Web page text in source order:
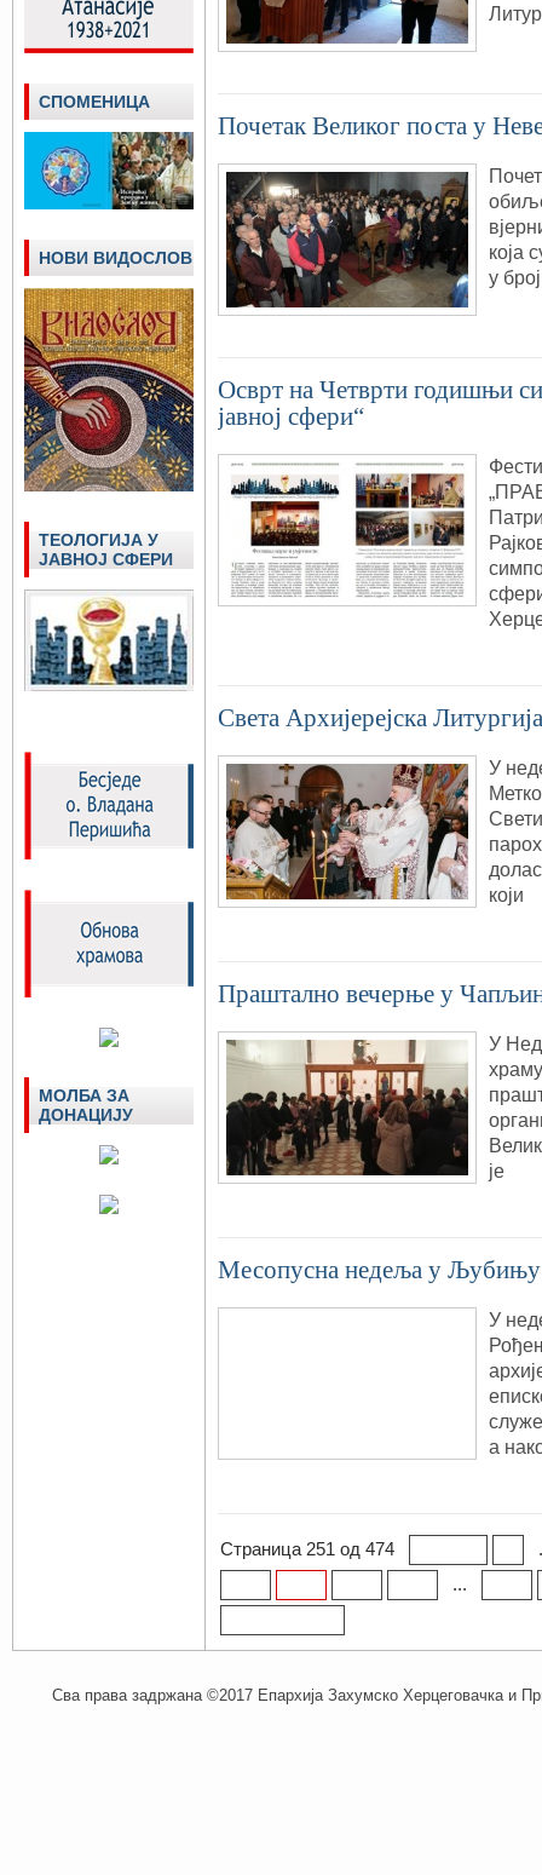
Почетак Великог поста у
која
у
Осврт на Четврти годишњи
јавној сфери“
Света Архијерејска
У
који
Праштално вечерње у
У
је
Месопусна недеља у Љубињу
У
а
Страница 251 од 474
...
СПОМЕНИЦА
НОВИ ВИДОСЛОВ
ТЕОЛОГИЈА У
ЈАВНОЈ СФЕРИ
МОЛБА ЗА
ДОНАЦИЈУ
Сва права задржана ©2017 Епархија Захумско Херцеговачка и